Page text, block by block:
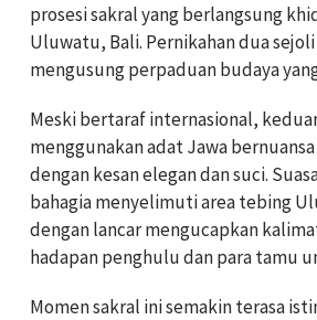
prosesi sakral yang berlangsung
Uluwatu, Bali. Pernikahan dua
mengusung perpaduan budaya
Meski bertaraf internasional,
menggunakan adat Jawa
dengan kesan elegan dan suci.
bahagia menyelimuti area tebing
dengan lancar mengucapkan
hadapan penghulu dan para tamu
Momen sakral ini semakin terasa